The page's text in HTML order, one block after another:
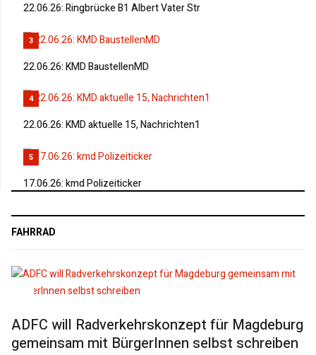
22.06.26: Ringbrücke B1 Albert Vater Str
3
22.06.26: KMD BaustellenMD
4
22.06.26: KMD aktuelle 15, Nachrichten1
5
17.06.26: kmd Polizeiticker
FAHRRAD
ADFC will Radverkehrskonzept für Magdeburg
gemeinsam mit BürgerInnen selbst schreiben